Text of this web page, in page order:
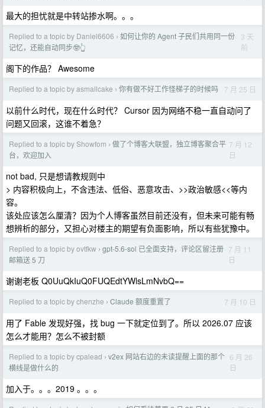
最大的担忧就是中转站掺水啊。。。
Replied to a topic by Daniel6606 › 如何让你的 Agent 子民们共用同一份
记忆，还能自动同步🤓👆
3 天
前
阁下的作品？ Awesome
Replied to a topic by asmallcake › 你有做不好工作怪梯子的时候吗 7 月 25 日
以前什么时代，现在什么时代？ Cursor 因为网络不稳一直自动问了
问题又回滚，这谁不着急？
Replied to a topic by Showfom › 做了个博客大联盟，独立博客聚合平
台，欢迎加入
7 月 12
日
not bad, 只是想请教规则中
> 内容积极向上，不含违法、低俗、恶意攻击、>>政治敏感<<等内
容。
该处应该怎么厘清？因为个人博客虽然目前还没有，但未来可能有畅
想辨析的部分，又担心对楼主的期望有负面影响，所以有些犹豫中。
Replied to a topic by ovtfkw › gpt-5.6-sol 已全面支持，评论区留注册
邮箱送 5 刀
7 月 11
日
谢谢老板 Q0UuQkIuQ0FUQEdtYWlsLmNvbQ==
Replied to a topic by chenzhe › Claude 额度重置了 7 月 10 日
用了 Fable 发现好强，找 bug 一下就定位到了。所以 2026.07 应该
怎么才能用？怎么不被封额
Replied to a topic by cpalead › v2ex 网站右边的未读提醒上面的那个
横线是做什么的
6 月 26
日
加入于。。。2019 。。。